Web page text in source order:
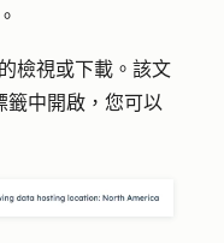
。
檢視或下載 。該文
籤中開啟，您可以